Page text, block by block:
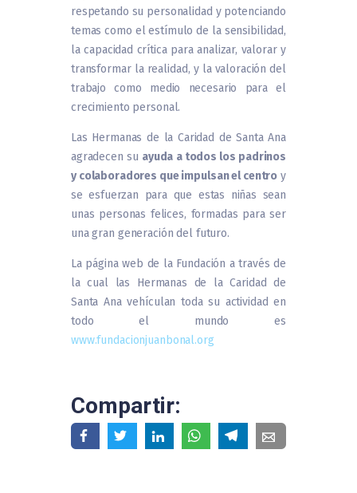
respetando su personalidad y potenciando
temas como el estímulo de la sensibilidad,
la capacidad crítica para analizar, valorar y
transformar la realidad, y la valoración del
trabajo como medio necesario para el
crecimiento personal.
Las Hermanas de la Caridad de Santa Ana
agradecen su ayuda a todos los padrinos
y colaboradores que impulsan el centro y
se esfuerzan para que estas niñas sean
unas personas felices, formadas para ser
una gran generación del futuro.
La página web de la Fundación a través de
la cual las Hermanas de la Caridad de
Santa Ana vehículan toda su actividad en
todo el mundo es
www.fundacionjuanbonal.org
Compartir: